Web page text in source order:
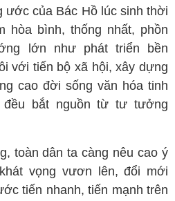
ước của Bác Hồ lúc sinh thời
hòa bình, thống nhất, phồn
lớn như phát triển bền
với tiến bộ xã hội, xây dựng
cao đời sống văn hóa tinh
bắt nguồn từ tư tưởng
toàn dân ta càng nêu cao ý
vọng vươn lên, đổi mới
tiến nhanh, tiến mạnh trên